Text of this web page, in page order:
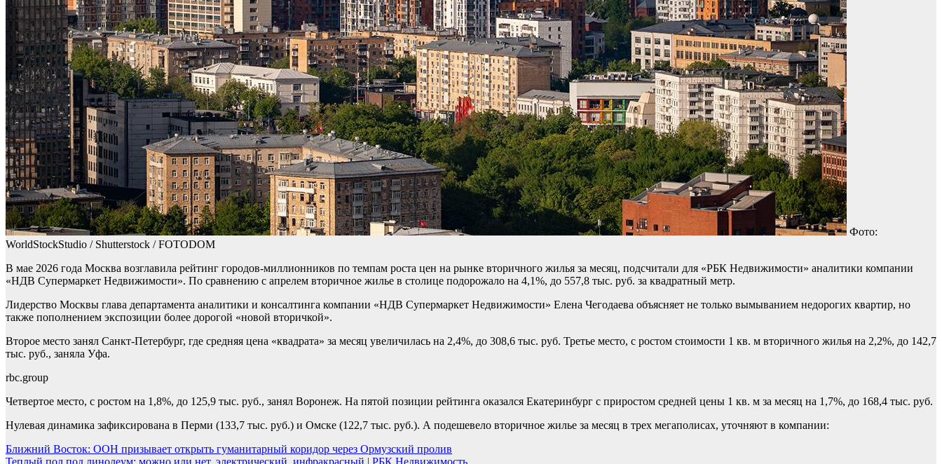
Фото:
WorldStockStudio / Shutterstock / FOTODOM
В мае 2026 года Москва возглавила рейтинг городов-миллионников по темпам роста цен на рынке вторичного жилья за месяц, подсчитали для «РБК Недвижимости» аналитики компании
«НДВ Супермаркет Недвижимости». По сравнению с апрелем вторичное жилье в столице подорожало на 4,1%, до 557,8 тыс. руб. за квадратный метр.
Лидерство Москвы глава департамента аналитики и консалтинга компании «НДВ Супермаркет Недвижимости» Елена Чегодаева объясняет не только вымыванием недорогих квартир, но
также пополнением экспозиции более дорогой «новой вторичкой».
Второе место занял Санкт-Петербург, где средняя цена «квадрата» за месяц увеличилась на 2,4%, до 308,6 тыс. руб. Третье место, с ростом стоимости 1 кв. м вторичного жилья на 2,2%, до 142,7
тыс. руб., заняла Уфа.
rbc.group
Четвертое место, с ростом на 1,8%, до 125,9 тыс. руб., занял Воронеж. На пятой позиции рейтинга оказался Екатеринбург с приростом средней цены 1 кв. м за месяц на 1,7%, до 168,4 тыс. руб.
Нулевая динамика зафиксирована в Перми (133,7 тыс. руб.) и Омске (122,7 тыс. руб.). А подешевело вторичное жилье за месяц в трех мегаполисах, уточняют в компании:
Навигация
Ближний Восток: ООН призывает открыть гуманитарный коридор через Ормузский пролив